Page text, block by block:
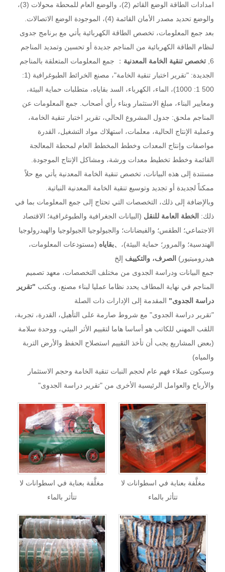
امدادات الطاقة الوضع القائم (2)، والوضع العام للمحطة محولات (3)،
والوضع تحديد مصدر الأمان القائمة (4)، الموجودة الوضع الاتصالات.
بعد جمع المعلومات، تخصص الطاقة الكهربائية يأتي مع برنامج جدوى
لنظام الطاقة الكهربائية من المناجم جديدة أو تحسين وتمديد المناجم
6, تخصص تنقية الخامة المعدنية ： جمع المعلومات المتعلقة بالمناجم
الجديدة: "تقرير اختبار تنقية الخامة"، مصنع الخرائط الطبوغرافية (1:
500 1: 1000)، الماء، الكهرباء، السد بقاياه، متطلبات حماية البيئة،
ومعايير البناء، مبلغ الاستثمار وبناء رأي أصحاب. جمع المعلومات عن
المناجم ملحق: جدول المشروع الحالي، تقرير اختبار تنقية الخامة،
وعملية الإنتاج الحالية، معلمات، استهلاك مواد التشغيل، القدرة
مواصفات وإنتاج المعدات وخطط المخطط العام لمحطة المعالجة
القائمة وخطط تخطيط معدات ورشة، ومشاكل الإنتاج الموجودة.
مستندة إلى هذه البيانات، تخصص تنقية الخامة المعدنية يأتي مع حلاً
ممكناً لجديدة أو تجديد وتوسيع تنقية الخامة المعدنية النباتية.
وبالإضافة إلى ذلك، التخصصات التي تحتاج إلى جمع المعلومات بما في
ذلك: الخطة العامة للنقل (البيانات الجغرافية والطبوغرافية؛ الاقتصاد
الاجتماعي؛ الطقس؛ والفيضانات؛ والجيولوجيا الجيولوجيا والهيدرولوجيا
الهندسية؛ والمرور؛ حماية البيئة)، 、بقاياه (مستودعات المعلومات،
هيدروميتيور) الصرف، والتكييف إلخ
جمع البيانات ودراسة الجدوى من مختلف التخصصات، معهد تصميم
المناجم في نهاية المطاف يحدد نظاما عمليا لبناء مصنع، ويكتب "تقرير
دراسة الجدوى" المقدمة إلى الإدارات ذات الصلة
"تقرير دراسة الجدوى" مع شروط صارمة على التأهيل، القدرة، تجربة،
اللقب المهني للكاتب هو أساسا هاما لتقييم الأثر البيئي، ووحدة سلامة
(بعض المشاريع يجب أن تأخذ التقييم استصلاح الحفظ والأرض التربة
والمياه)
وسيكون عملاء فهم عام لحجم النبات تنقية الخامة وحجم الاستثمار
والأرباح والعوامل الرئيسية الأخرى من "تقرير دراسة الجدوى"
مغلَّفة بعناية في اسطوانات لا
تتأثر بالماء
مغلَّفة بعناية في اسطوانات لا
تتأثر بالماء